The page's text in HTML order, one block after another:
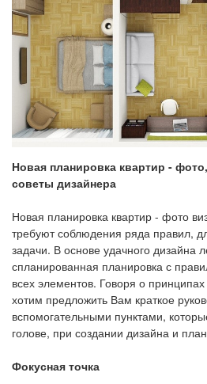
Новая планировка квартир -
советы дизайнера
Новая планировка квартир - фото
требуют соблюдения ряда правил,
задачи. В основе удачного дизайна
спланированная планировка с
всех элементов. Говоря о
хотим предложить Вам краткое
вспомогательными пунктами,
голове, при создании дизайна и
Фокусная точка